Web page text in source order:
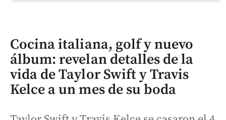
Cocina italiana, golf y nuevo
álbum: revelan detalles de la
vida de Taylor Swift y Travis
Kelce a un mes de su boda